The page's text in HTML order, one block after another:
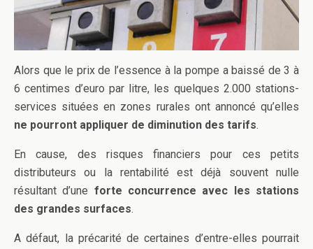
Alors que le prix de l’essence à la pompe a baissé de 3 à
6 centimes d’euro par litre, les quelques 2.000 stations-
services situées en zones rurales ont annoncé qu’elles
ne pourront appliquer de diminution des tarifs.
En cause, des risques financiers pour ces petits
distributeurs ou la rentabilité est déjà souvent nulle
résultant d’une forte concurrence avec les stations
des grandes surfaces.
A défaut, la précarité de certaines d’entre-elles pourrait